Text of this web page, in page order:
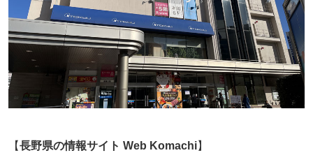
【長野県の情報サイト Web Komachi】